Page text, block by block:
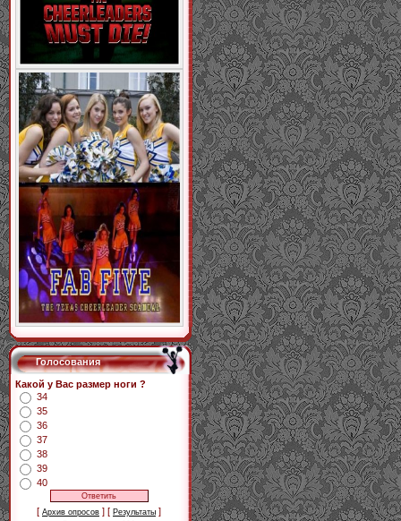
Голосования
Какой у Вас размер ноги ?
34
35
36
37
38
39
40
[ Архив опросов ] [ Результаты ]